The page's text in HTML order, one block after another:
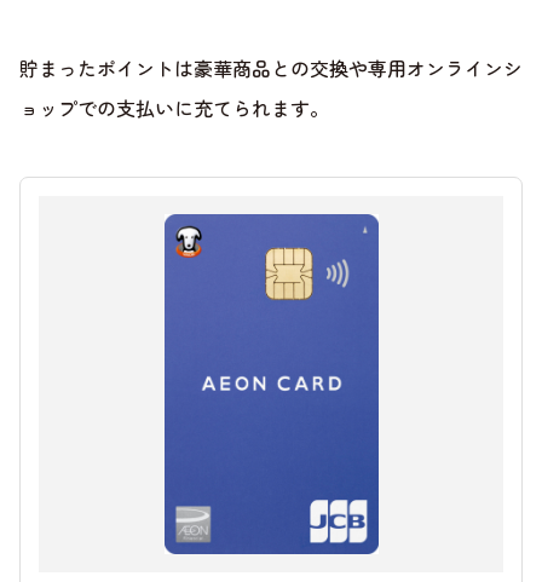
貯まったポイントは豪華商品との交換や専用オンラインシ
ョップでの支払いに充てられます。